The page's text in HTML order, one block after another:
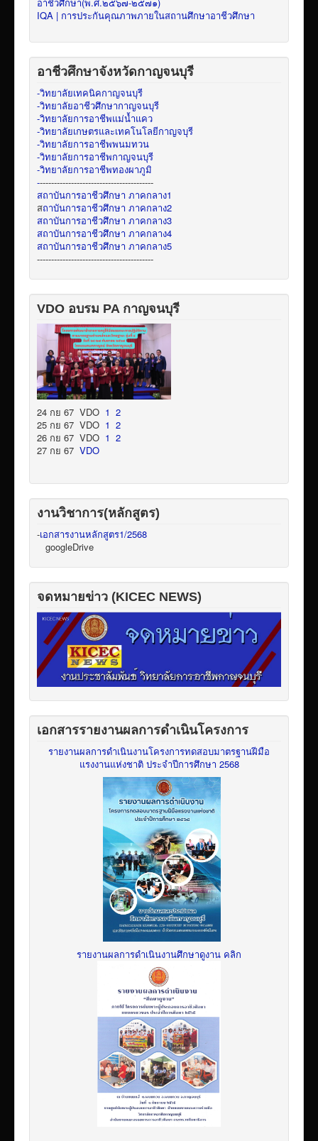
อาชีวศึกษา(พ.ศ.๒๕๖๗-๒๕๗๑)
IQA | การประกันคุณภาพภายในสถานศึกษาอาชีวศึกษา
อาชีวศึกษาจังหวัดกาญจนบุรี
-วิทยาลัยเทคนิคกาญจนบุรี
-วิทยาลัยอาชีวศึกษากาญจนบุรี
-วิทยาลัยการอาชีพแม่น้ำแคว
-วิทยาลัยเกษตรและเทคโนโลยีกาญจบุรี
-วิทยาลัยการอาชีพพนมทวน
-วิทยาลัยการอาชีพกาญจนบุรี
-วิทยาลัยการอาชีพทองผาภูมิ
-----------------------------------------
สถาบันการอาชีวศึกษา ภาคกลาง1
สถาบันการอาชีวศึกษา ภาคกลาง2
สถาบันการอาชีวศึกษา ภาคกลาง3
สถาบันการอาชีวศึกษา ภาคกลาง4
สถาบันการอาชีวศึกษา ภาคกลาง5
-----------------------------------------
VDO อบรม PA กาญจนบุรี
24 กย 67 VDO 1 2
25 กย 67 VDO 1 2
26 กย 67 VDO 1 2
27 กย 67 VDO
งานวิชาการ(หลักสูตร)
-เอกสารงานหลักสูตร1/2568
googleDrive
จดหมายข่าว (KICEC NEWS)
เอกสารรายงานผลการดำเนินโครงการ
รายงานผลการดำเนินงานโครงการทดสอบมาตรฐานฝีมือ
แรงงานแห่งชาติ ประจำปีการศึกษา 2568
รายงานผลการดำเนินงานศึกษาดูงาน คลิก